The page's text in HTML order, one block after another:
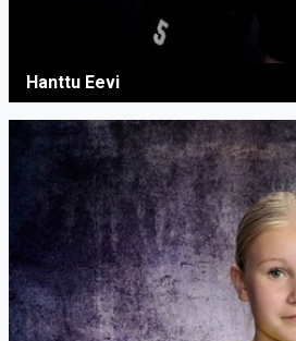
Hanttu Eevi